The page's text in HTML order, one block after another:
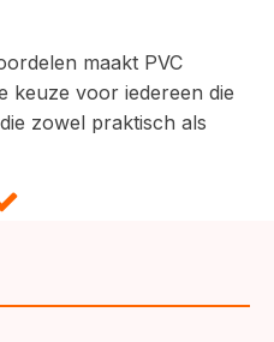
maakt PVC
keuze voor iedereen die
zowel praktisch als